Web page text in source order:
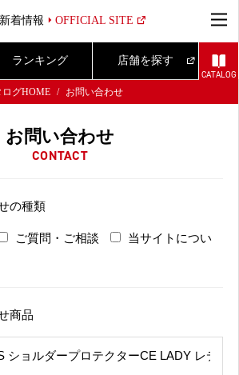
新着情報 OFFICIAL SITE
ランキング 店舗を探す
CATALOG
グHOME
お問い合わせ
お問い合わせ
CONTACT
の種類
ご質問・ご相談
当サイトについ
商品